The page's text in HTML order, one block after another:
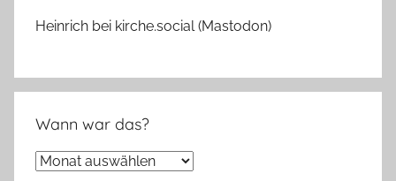
Heinrich bei kirche.social (Mastodon)
Wann war das?
Wann